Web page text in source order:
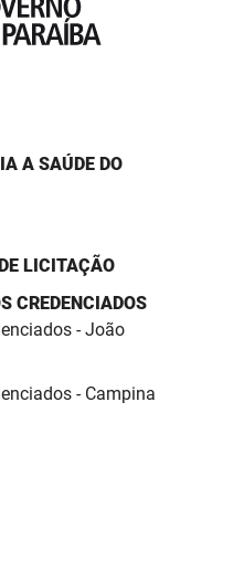
A SAÚDE DO
LICITAÇÃO
CREDENCIADOS
- João
- Campina